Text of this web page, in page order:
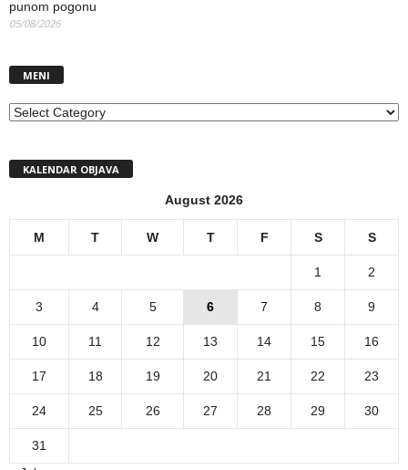
punom pogonu
05/08/2026
MENI
MENI
KALENDAR OBJAVA
August 2026
M T W T F S S
1 2
3 4 5 6 7 8 9
10 11 12 13 14 15 16
17 18 19 20 21 22 23
24 25 26 27 28 29 30
31